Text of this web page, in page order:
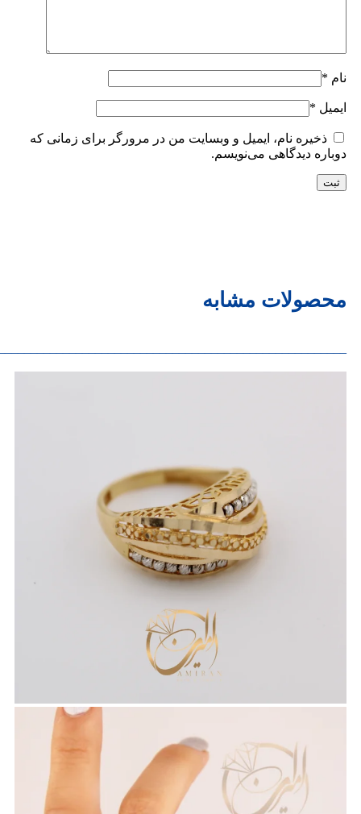
نام *
ایمیل *
ذخیره نام، ایمیل و وبسایت من در مرورگر برای زمانی که
دوباره دیدگاهی می‌نویسم.
محصولات مشابه